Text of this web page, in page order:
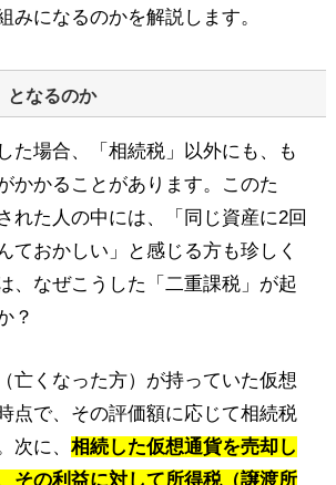
みになるのかを解説します。
となるのか
た場合、「相続税」以外にも、も
かかることがあります。このた
れた人の中には、「同じ資産に2回
ておかしい」と感じる方も珍しく
、なぜこうした「二重課税」が起
？
亡くなった方）が持っていた仮想
点で、その評価額に応じて相続税
次に、 相続した仮想通貨を売却し
その利益に対して所得税（譲渡所